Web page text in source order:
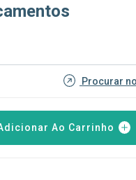
Procurar
Ao Carrinho